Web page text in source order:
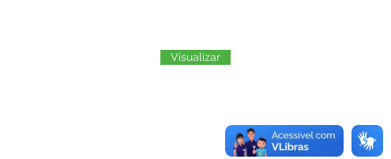
Visualizar